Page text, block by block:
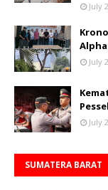
July
July
July
SUMATERA BARAT